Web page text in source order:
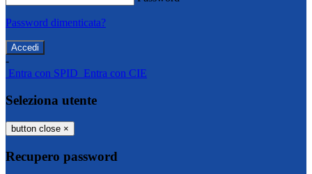
Password dimenticata?
-
Entra con SPID Entra con CIE
Seleziona utente
button close ×
Recupero password